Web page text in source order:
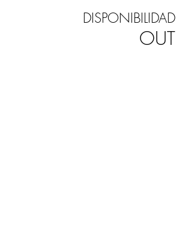
DISPONIBILIDAD
OUT